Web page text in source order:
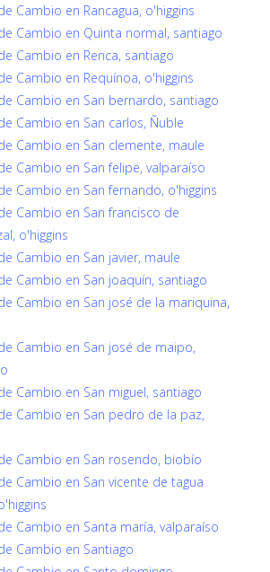
Cambio en Rancagua, o'higgins
Cambio en Quinta normal, santiago
Cambio en Renca, santiago
Cambio en Requínoa, o'higgins
Cambio en San bernardo, santiago
Cambio en San carlos, Ñuble
Cambio en San clemente, maule
Cambio en San felipe, valparaíso
Cambio en San fernando, o'higgins
Cambio en San francisco de
o'higgins
Cambio en San javier, maule
Cambio en San joaquín, santiago
Cambio en San josé de la mariquina,
Cambio en San josé de maipo,
Cambio en San miguel, santiago
Cambio en San pedro de la paz,
Cambio en San rosendo, biobío
Cambio en San vicente de tagua
Cambio en Santa maría, valparaíso
Cambio en Santiago